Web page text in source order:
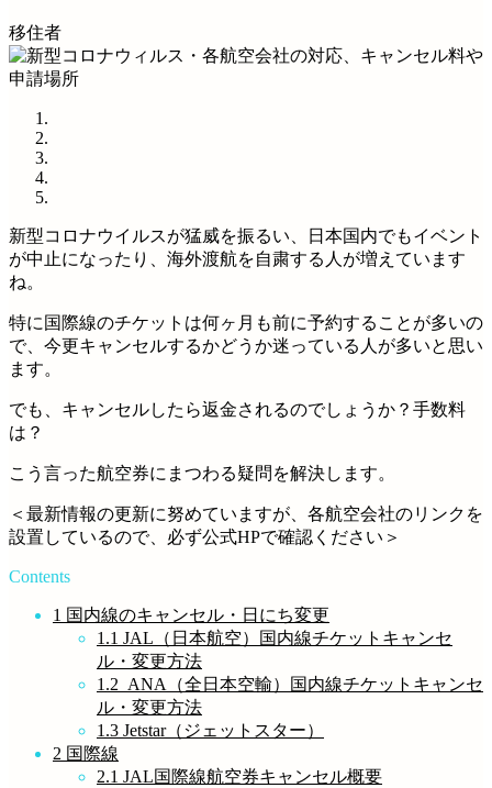
移住者
新型コロナウイルスが猛威を振るい、日本国内でもイベント
が中止になったり、海外渡航を自粛する人が増えています
ね。
特に国際線のチケットは何ヶ月も前に予約することが多いの
で、今更キャンセルするかどうか迷っている人が多いと思い
ます。
でも、キャンセルしたら返金されるのでしょうか？手数料
は？
こう言った航空券にまつわる疑問を解決します。
＜最新情報の更新に努めていますが、各航空会社のリンクを
設置しているので、必ず公式HPで確認ください＞
Contents
1 国内線のキャンセル・日にち変更
1.1 JAL（日本航空）国内線チケットキャンセ
ル・変更方法
1.2 ANA（全日本空輸）国内線チケットキャンセ
ル・変更方法
1.3 Jetstar（ジェットスター）
2 国際線
2.1 JAL国際線航空券キャンセル概要